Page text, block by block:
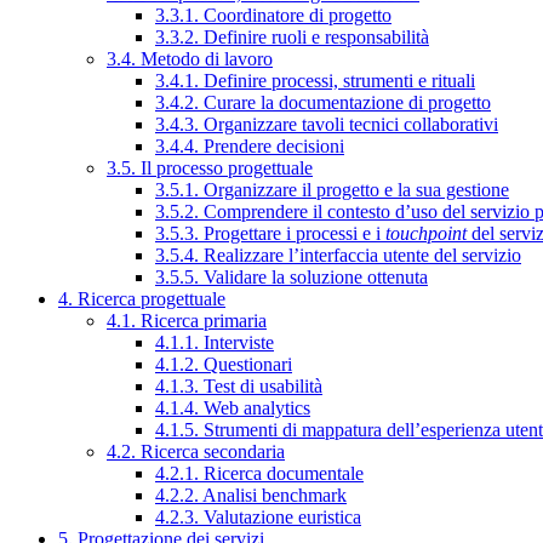
3.3.1. Coordinatore di progetto
3.3.2. Definire ruoli e responsabilità
3.4. Metodo di lavoro
3.4.1. Definire processi, strumenti e rituali
3.4.2. Curare la documentazione di progetto
3.4.3. Organizzare tavoli tecnici collaborativi
3.4.4. Prendere decisioni
3.5. Il processo progettuale
3.5.1. Organizzare il progetto e la sua gestione
3.5.2. Comprendere il contesto d’uso del servizio
3.5.3. Progettare i processi e i touchpointdel
3.5.4. Realizzare l’interfaccia utente del servizio
3.5.5. Validare la soluzione ottenuta
4. Ricerca progettuale
4.1. Ricerca primaria
4.1.1. Interviste
4.1.2. Questionari
4.1.3. Test di usabilità
4.1.4. Web analytics
4.1.5. Strumenti di mappatura dell’esperienza
4.2. Ricerca secondaria
4.2.1. Ricerca documentale
4.2.2. Analisi benchmark
4.2.3. Valutazione euristica
5. Progettazione dei servizi